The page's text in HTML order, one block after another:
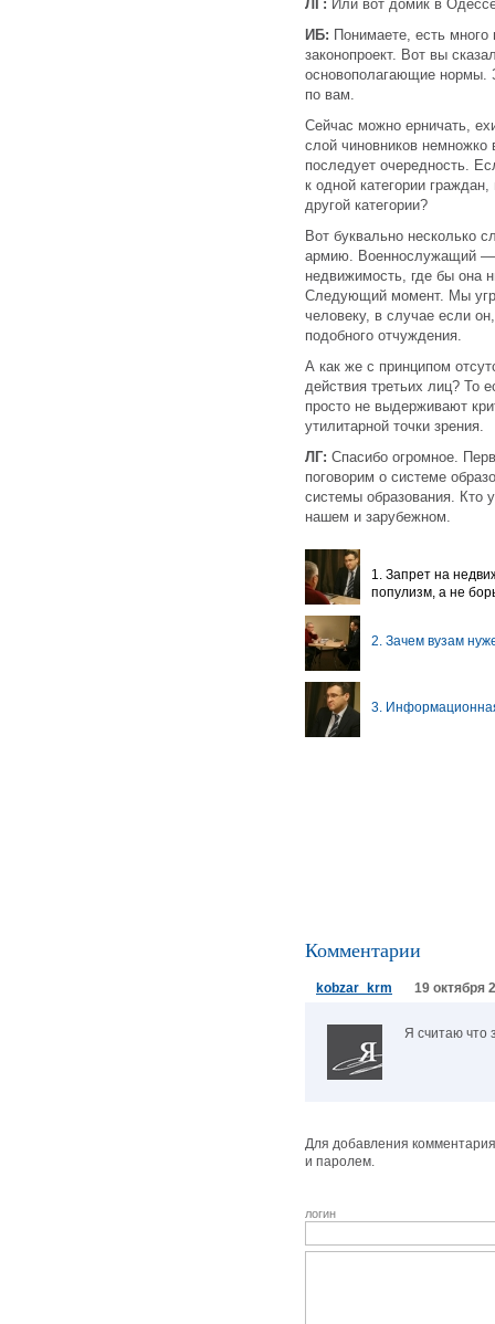
ЛГ: Или вот домик в
ИБ: Понимаете, есть
законопроект. Вот вы
основополагающие нормы.
по вам.
Сейчас можно ерничать,
слой чиновников немножко
последует очередность.
к одной категории
другой категории?
Вот буквально несколько
армию. Военнослужащий —
недвижимость, где бы она
Следующий момент. Мы
человеку, в случае если
подобного отчуждения.
А как же с принципом
действия третьих лиц? То
просто не выдерживают
утилитарной точки зрения.
ЛГ: Спасибо огромное.
поговорим о системе
системы образования. Кто
нашем и зарубежном.
1. Запрет на
популизм, а не
2. Зачем вузам
3.
Комментарии
kobzar_krm 19 октября
Я считаю что
Для добавления
и паролем.
логин